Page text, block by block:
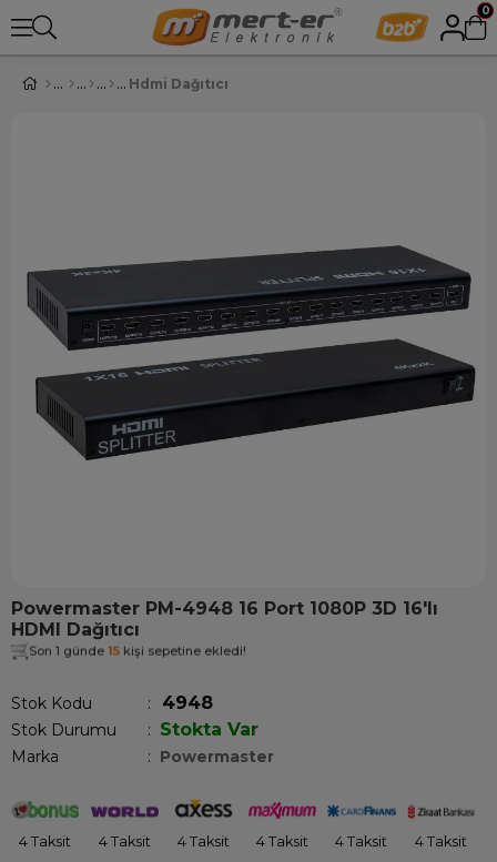
0
Hdmi Dağıtıcı
Powermaster PM-4948 16 Port 1080P 3D 16'lı
HDMI Dağıtıcı
Son 1 günde 15 kişi sepetine ekledi!
Stok Kodu 4948
Stok Durumu : Stokta Var
Marka : Powermaster
4 Taksit 4 Taksit 4 Taksit 4 Taksit 4 Taksit 4 Taksit